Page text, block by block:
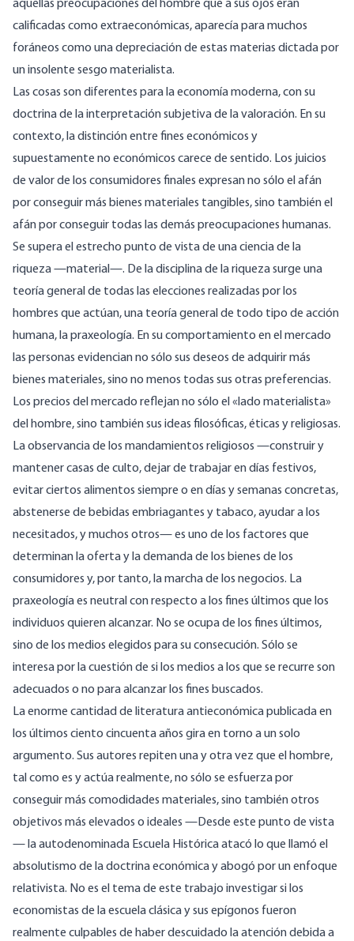
aquellas preocupaciones del hombre que a sus ojos eran
calificadas como extraeconómicas, aparecía para muchos
foráneos como una depreciación de estas materias dictada por
un insolente sesgo materialista.
Las cosas son diferentes para la economía moderna, con su
doctrina de la interpretación subjetiva de la valoración. En su
contexto, la distinción entre fines económicos y
supuestamente no económicos carece de sentido. Los juicios
de valor de los consumidores finales expresan no sólo el afán
por conseguir más bienes materiales tangibles, sino también el
afán por conseguir todas las demás preocupaciones humanas.
Se supera el estrecho punto de vista de una ciencia de la
riqueza —material—. De la disciplina de la riqueza surge una
teoría general de todas las elecciones realizadas por los
hombres que actúan, una teoría general de todo tipo de acción
humana, la praxeología. En su comportamiento en el mercado
las personas evidencian no sólo sus deseos de adquirir más
bienes materiales, sino no menos todas sus otras preferencias.
Los precios del mercado reflejan no sólo el «lado materialista»
del hombre, sino también sus ideas filosóficas, éticas y religiosas.
La observancia de los mandamientos religiosos —construir y
mantener casas de culto, dejar de trabajar en días festivos,
evitar ciertos alimentos siempre o en días y semanas concretas,
abstenerse de bebidas embriagantes y tabaco, ayudar a los
necesitados, y muchos otros— es uno de los factores que
determinan la oferta y la demanda de los bienes de los
consumidores y, por tanto, la marcha de los negocios. La
praxeología es neutral con respecto a los fines últimos que los
individuos quieren alcanzar. No se ocupa de los fines últimos,
sino de los medios elegidos para su consecución. Sólo se
interesa por la cuestión de si los medios a los que se recurre son
adecuados o no para alcanzar los fines buscados.
La enorme cantidad de literatura antieconómica publicada en
los últimos ciento cincuenta años gira en torno a un solo
argumento. Sus autores repiten una y otra vez que el hombre,
tal como es y actúa realmente, no sólo se esfuerza por
conseguir más comodidades materiales, sino también otros
objetivos más elevados o ideales —Desde este punto de vista
— la autodenominada Escuela Histórica atacó lo que llamó el
absolutismo de la doctrina económica y abogó por un enfoque
relativista. No es el tema de este trabajo investigar si los
economistas de la escuela clásica y sus epígonos fueron
realmente culpables de haber descuidado la atención debida a